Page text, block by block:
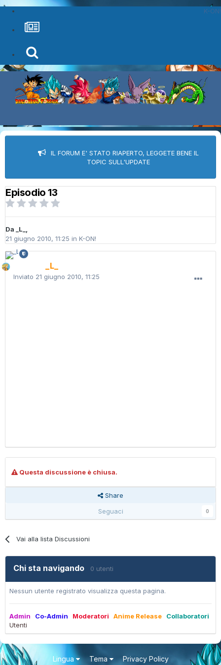
K-ON!
IL FORUM E' STATO RIAPERTO, LEGGETE BENE IL
TOPIC SULL'UPDATE
Episodio 13
Da _L_,
21 giugno 2010, 11:25 in K-ON!
_L_
Inviato 21 giugno 2010, 11:25
Questa discussione è chiusa.
Share
Seguaci
0
Vai alla lista Discussioni
Chi sta navigando 0 utenti
Nessun utente registrato visualizza questa pagina.
Admin Co-Admin Moderatori Anime Release
Collaboratori
Utenti
Lingua Tema Privacy Policy